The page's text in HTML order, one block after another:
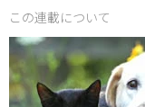
この連載について